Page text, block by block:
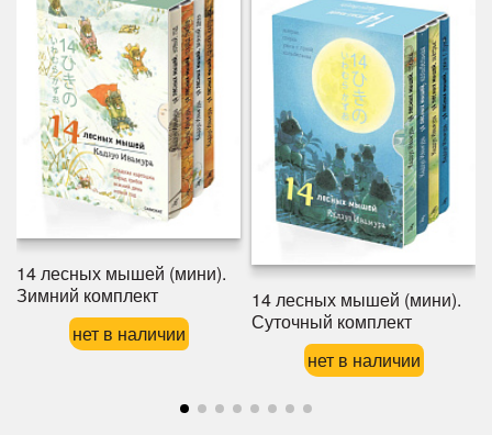
14 лесных мышей (мини).
Зимний комплект
нет в наличии
14 лесных мышей (мини).
Суточный комплект
нет в наличии